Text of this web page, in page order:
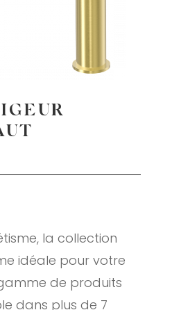
la collection
idéale pour votre
de produits
dans plus de 7